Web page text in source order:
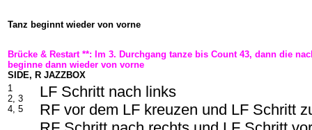
Tanz beginnt wieder von vorne
Brücke & Restart **: Im 3. Durchgang tanze bis Count 43, dann die
beginne dann wieder von vorne
SIDE, R JAZZBOX
1
2, 3
4, 5
LF Schritt nach links
RF vor dem LF kreuzen und LF Schritt